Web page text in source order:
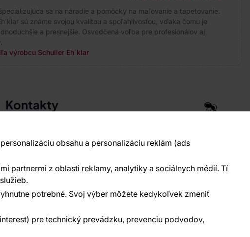
obsahu a personalizáciu reklám (ads
partnermi z oblasti reklamy, analytiky a sociálnych médií. Tí
potrebné. Svoj výber môžete kedykoľvek zmeniť
pre technický prevádzku, prevenciu podvodov,
sa na náradie a pomôcky na maľovanie a tapetovanie.
sú známe svojou kvalitou a spoľahlivosťou, vďaka čomu je
a presnejšie. Osvedčená voľba pre profesionálov aj
výrobcu Schuller Eh´klar
Kontakty
Vavex 1990 s.r.o., IČ: 26776251, DIČ: CZ26776251
Ďalšie kontakty